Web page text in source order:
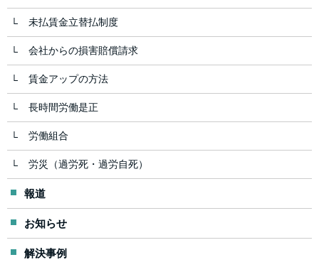
未払賃金立替払制度
会社からの損害賠償請求
賃金アップの方法
長時間労働是正
労働組合
労災（過労死・過労自死）
報道
お知らせ
解決事例